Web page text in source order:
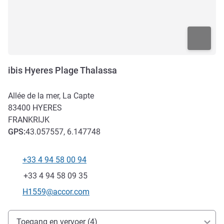
ibis Hyeres Plage Thalassa
Allée de la mer, La Capte
83400 HYERES
FRANKRIJK
GPS:43.057557, 6.147748
Telefoon
+33 4 94 58 00 94
Fax
+33 4 94 58 09 35
E-mailadres voor contact
H1559@accor.com
Toegang en transport
Toegang en vervoer (4)